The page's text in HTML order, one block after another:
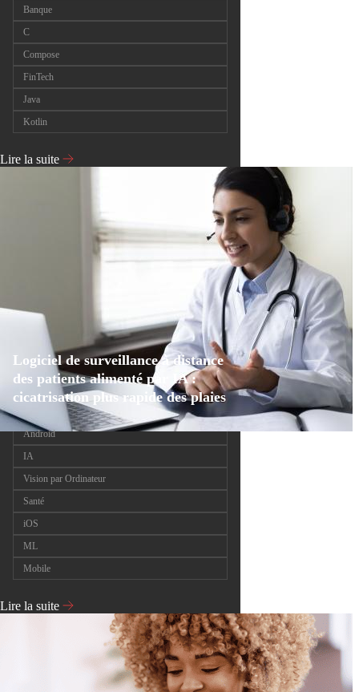
Banque
C
Compose
FinTech
Java
Kotlin
Lire la suite
Logiciel de surveillance à distance
des patients alimenté par IA :
cicatrisation plus rapide des plaies
Android
IA
Vision par Ordinateur
Santé
iOS
ML
Mobile
Lire la suite